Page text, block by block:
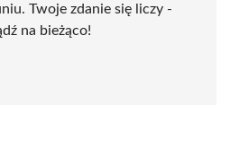
Twoje zdanie się liczy -
na bieżąco!